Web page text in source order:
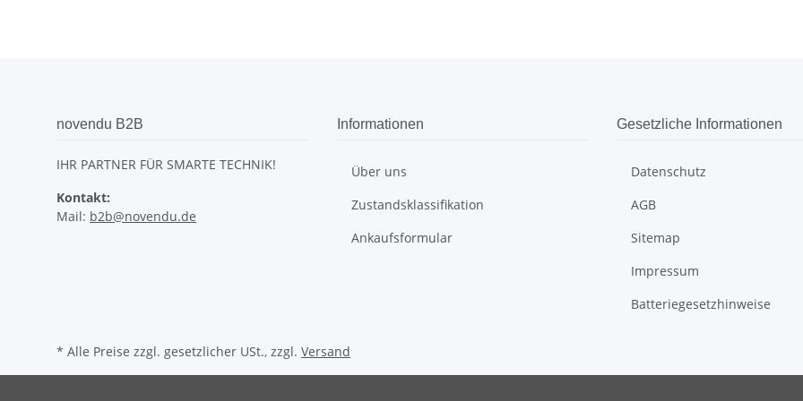
novendu B2B
IHR PARTNER FÜR SMARTE TECHNIK!
Kontakt:
Mail: b2b@novendu.de
Informationen
Über uns
Zustandsklassifikation
Ankaufsformular
Gesetzliche Informationen
Datenschutz
AGB
Sitemap
Impressum
Batteriegesetzhinweise
* Alle Preise zzgl. gesetzlicher USt., zzgl. Versand